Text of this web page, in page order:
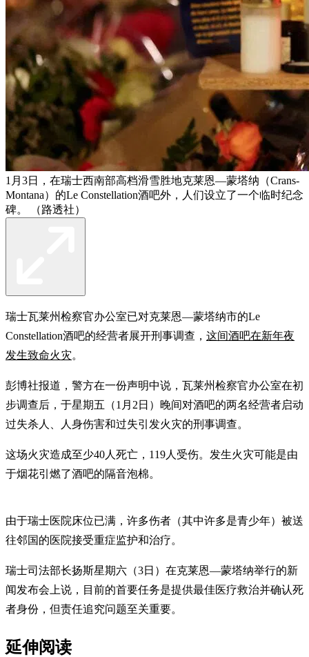
1月3日，在瑞士西南部高档滑雪胜地克莱恩—蒙塔纳（Crans-
Montana）的Le Constellation酒吧外，人们设立了一个临时纪念
碑。 （路透社）
瑞士瓦莱州检察官办公室已对克莱恩—蒙塔纳市的Le
Constellation酒吧的经营者展开刑事调查， 这间酒吧在新年夜
发生致命火灾。
彭博社报道，警方在一份声明中说，瓦莱州检察官办公室在初
步调查后，于星期五（1月2日）晚间对酒吧的两名经营者启动
过失杀人、人身伤害和过失引发火灾的刑事调查。
这场火灾造成至少40人死亡，119人受伤。发生火灾可能是由
于烟花引燃了酒吧的隔音泡棉。
由于瑞士医院床位已满，许多伤者（其中许多是青少年）被送
往邻国的医院接受重症监护和治疗。
瑞士司法部长扬斯星期六（3日）在克莱恩—蒙塔纳举行的新
闻发布会上说，目前的首要任务是提供最佳医疗救治并确认死
者身份，但责任追究问题至关重要。
延伸阅读